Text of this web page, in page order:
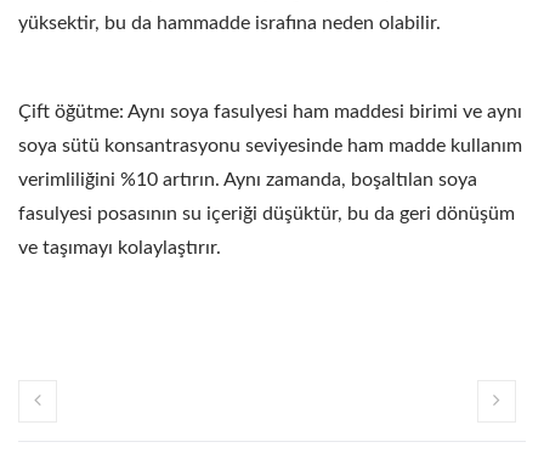
yüksektir, bu da hammadde israfına neden olabilir.
Çift öğütme: Aynı soya fasulyesi ham maddesi birimi ve aynı
soya sütü konsantrasyonu seviyesinde ham madde kullanım
verimliliğini %10 artırın. Aynı zamanda, boşaltılan soya
fasulyesi posasının su içeriği düşüktür, bu da geri dönüşüm
ve taşımayı kolaylaştırır.